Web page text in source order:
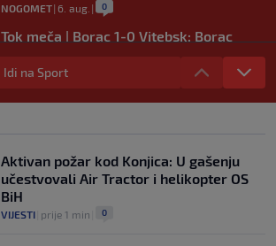
NOGOMET| 6. aug. | 0
Tok meča | Borac 1-0 Vitebsk: Borac
dominirao, ali nije ni imao sreće
NOGOMET|6. aug.
Borac savladao Vitebsk i sa značajnim
Idi na Sport
Aktivan požar kod Konjica: U gašenju
učestvovali Air Tractor i helikopter OS
BiH
VIJESTI prije 1 min 0